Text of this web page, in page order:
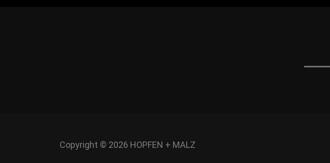
Copyright © 2026 HOPFEN + MALZ